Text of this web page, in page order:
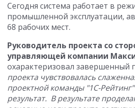
Сегодня система работает в
промышленной эксплуатации,
68 рабочих мест.
Руководитель проекта со
управляющей компании
охарактеризовал завершенный
проекта чувствовалась
проектной команды "1С-
результат. В результате